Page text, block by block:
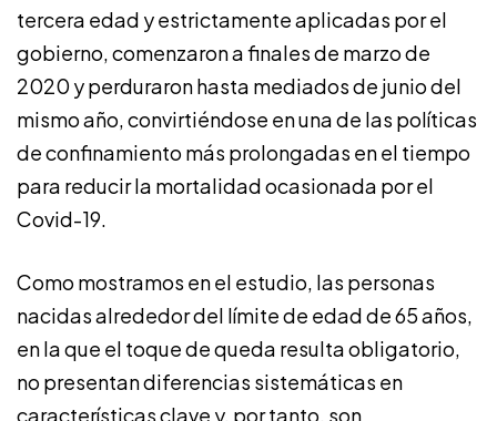
tercera edad y estrictamente aplicadas por el
gobierno, comenzaron a finales de marzo de
2020 y perduraron hasta mediados de junio del
mismo año, convirtiéndose en una de las políticas
de confinamiento más prolongadas en el tiempo
para reducir la mortalidad ocasionada por el
Covid-19.
Como mostramos en el estudio, las personas
nacidas alrededor del límite de edad de 65 años,
en la que el toque de queda resulta obligatorio,
no presentan diferencias sistemáticas en
características clave y, por tanto, son